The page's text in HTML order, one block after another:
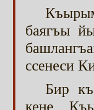
баягъы
ссенеси
Бир